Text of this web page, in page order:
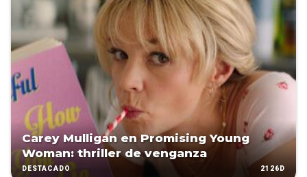
Carey Mulligan en Promising Young
Woman: thriller de venganza
DESTACADO 2126D